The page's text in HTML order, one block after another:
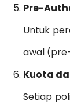
Pre-
Untuk
awal
Kuota
Setiap